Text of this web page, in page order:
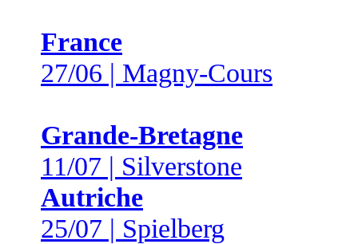
France
27/06 | Magny-Cours
Grande-Bretagne
11/07 | Silverstone
Autriche
25/07 | Spielberg